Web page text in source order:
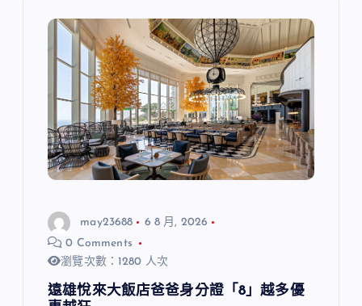
may23688
6 8 月, 2026
0 Comments
瀏覽次數：1280 人次
遠雄悅來大飯店爸爸身分證「8」越多優